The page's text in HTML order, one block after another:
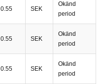
0.55 SEK
Okänd
period
0.55 SEK
Okänd
period
0.55 SEK
Okänd
period